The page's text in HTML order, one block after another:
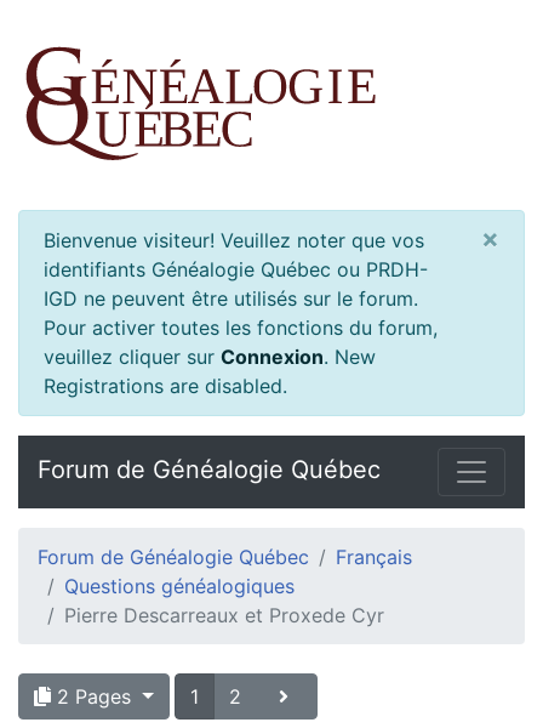
Bienvenue visiteur! Veuillez noter que vos
identifiants Généalogie Québec ou PRDH-
IGD ne peuvent être utilisés sur le forum.
Pour activer toutes les fonctions du forum,
veuillez cliquer sur Connexion. New
Registrations are disabled.
×
Forum de Généalogie Québec
Forum de Généalogie Québec
Français
Questions généalogiques
Pierre Descarreaux et Proxede Cyr
2 Pages 1 2